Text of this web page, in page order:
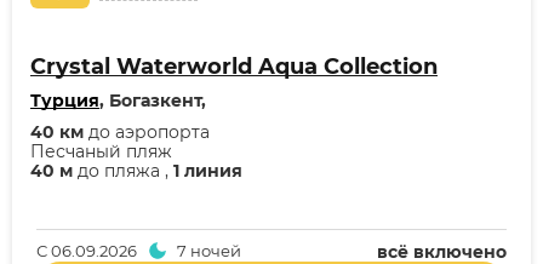
Crystal Waterworld Aqua Collection
Турция, Богазкент,
40 м до пляжа , 1 линия
Песчаный пляж
40 км до аэропорта
всё включено
С06.09.2026 7 ночей